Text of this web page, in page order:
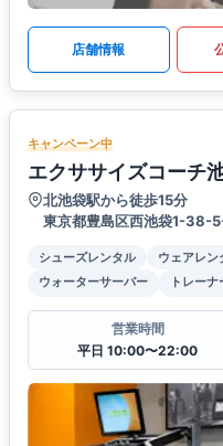
店舗情報
キャンペーン中
エクササイズコーチ
北池袋駅から徒歩15分
東京都豊島区西池袋1-38-
シューズレンタル ウェアレン
ウォーターサーバー
トレーナ
営業時間
平日 10:00〜22:00